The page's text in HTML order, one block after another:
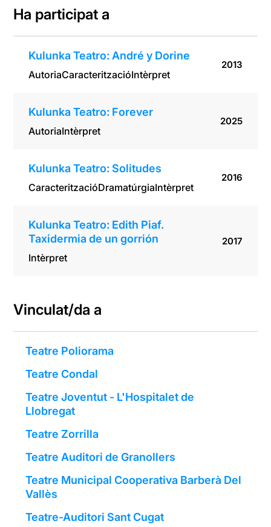
Ha participat a
Kulunka Teatro: André y Dorine
AutoriaCaracteritzacióIntèrpret
2013
Kulunka Teatro: Forever
AutoriaIntèrpret
2025
Kulunka Teatro: Solitudes
CaracteritzacióDramatúrgiaIntèrpret
2016
Kulunka Teatro: Edith Piaf.
Taxidermia de un gorrión
Intèrpret
2017
Vinculat/da a
Teatre Poliorama
Teatre Condal
Teatre Joventut - L'Hospitalet de
Llobregat
Teatre Zorrilla
Teatre Auditori de Granollers
Teatre Municipal Cooperativa Barberà Del
Vallès
Teatre-Auditori Sant Cugat